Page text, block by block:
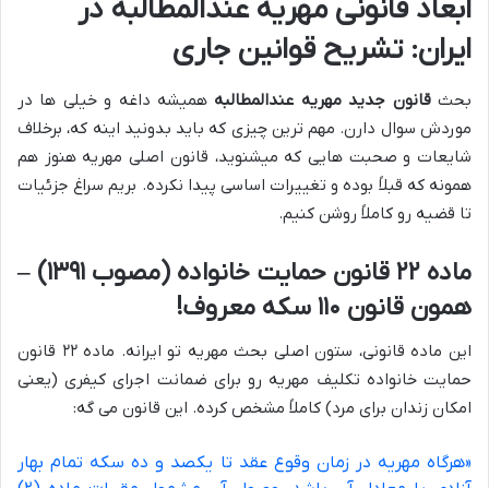
ابعاد قانونی مهریه عندالمطالبه در
ایران: تشریح قوانین جاری
بحثقانون جدید مهریه عندالمطالبه همیشه داغه و خیلی ها در
موردش سوال دارن. مهم ترین چیزی که باید بدونید اینه که، برخلاف
شایعات و صحبت هایی که میشنوید، قانون اصلی مهریه هنوز هم
همونه که قبلاً بوده و تغییرات اساسی پیدا نکرده. بریم سراغ جزئیات
تا قضیه رو کاملاً روشن کنیم.
ماده ۲۲ قانون حمایت خانواده (مصوب ۱۳۹۱) –
همون قانون ۱۱۰ سکه معروف!
این ماده قانونی، ستون اصلی بحث مهریه تو ایرانه. ماده ۲۲ قانون
حمایت خانواده تکلیف مهریه رو برای ضمانت اجرای کیفری (یعنی
امکان زندان برای مرد) کاملاً مشخص کرده. این قانون می گه:
«هرگاه مهریه در زمان وقوع عقد تا یکصد و ده سکه تمام بهار